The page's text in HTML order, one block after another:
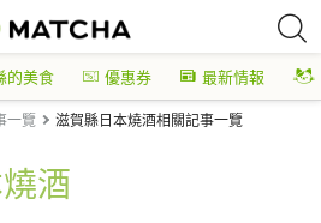
的美食 優惠券 最新情報
一覽 滋賀縣日本燒酒相關記事一覽
酒